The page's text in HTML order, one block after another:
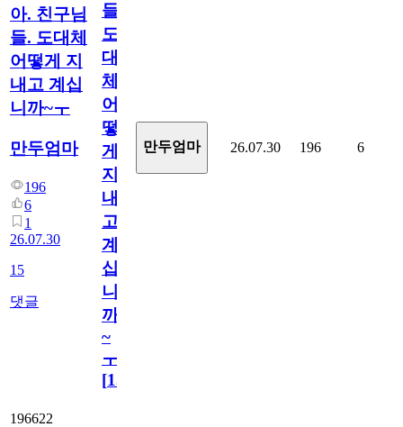
아. 친구님
들. 도대체
어떻게 지
내고 계십
니까~ㅜ
만두엄마
196
6
1
26.07.30
15
댓글
들.
도
대
체
어
떻
게
지
내
고
계
십
니
까
~
ㅜ
[15
만두엄마 26.07.30 196 6
196622